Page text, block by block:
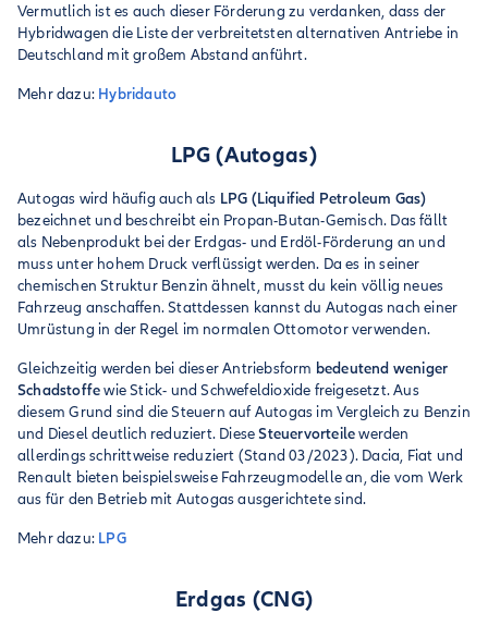
Vermutlich ist es auch dieser Förderung zu verdanken, dass der
Hybridwagen die Liste der verbreitetsten alternativen Antriebe in
Deutschland mit großem Abstand anführt.
Mehr dazu: Hybridauto
LPG (Autogas)
Autogas wird häufig auch als LPG (Liquified Petroleum Gas)
bezeichnet und beschreibt ein Propan-Butan-Gemisch. Das fällt
als Nebenprodukt bei der Erdgas- und Erdöl-Förderung an und
muss unter hohem Druck verflüssigt werden. Da es in seiner
chemischen Struktur Benzin ähnelt, musst du kein völlig neues
Fahrzeug anschaffen. Stattdessen kannst du Autogas nach einer
Umrüstung in der Regel im normalen Ottomotor verwenden.
Gleichzeitig werden bei dieser Antriebsform bedeutend weniger
Schadstoffewie Stick- und Schwefeldioxide freigesetzt. Aus
diesem Grund sind die Steuern auf Autogas im Vergleich zu Benzin
und Diesel deutlich reduziert. DieseSteuervorteilewerden
allerdings schrittweise reduziert (Stand 03/2023). Dacia, Fiat und
Renault bieten beispielsweise Fahrzeugmodelle an, die vom Werk
aus für den Betrieb mit Autogas ausgerichtete sind.
Mehr dazu: LPG
Erdgas (CNG)